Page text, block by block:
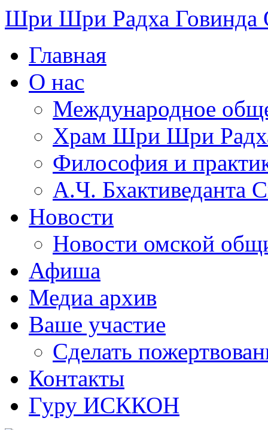
Шри Шри Радха Говинда
Главная
О нас
Международное
​Храм Шри Шри
Философия и
А.Ч. Бхактиведанта
Новости
Новости омской
Афиша
Медиа архив
Ваше участие
Сделать
Контакты
Гуру ИСККОН